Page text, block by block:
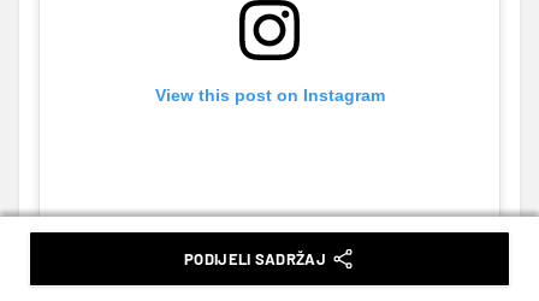
View this post on Instagram
PODIJELI SADRŽAJ